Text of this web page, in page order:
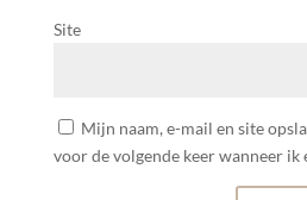
Site
Mijn naam, e-mail en site
voor de volgende keer wanneer ik